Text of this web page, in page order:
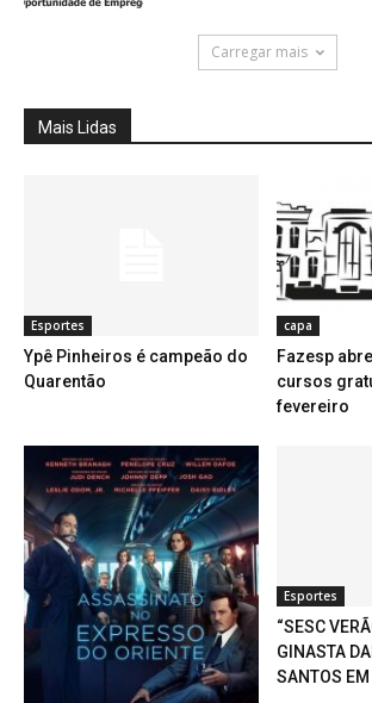
Carregar mais
Mais Lidas
Esportes
Ypê Pinheiros é campeão do
Quarentão
capa
Fazesp
cursos
fevereiro
Esportes
“SESC
GINASTA
SANTOS EM